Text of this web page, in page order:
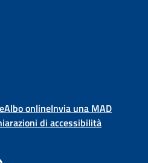
Albo onlineInvia una MAD
di accessibilità